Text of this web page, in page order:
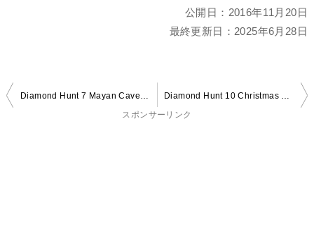
公開日： 2016年11月20日
最終更新日： 2025年6月28日
投
Diamond Hunt 7 Mayan Cave Escape
Diamond Hunt 10 Christmas House Escape
スポンサーリンク